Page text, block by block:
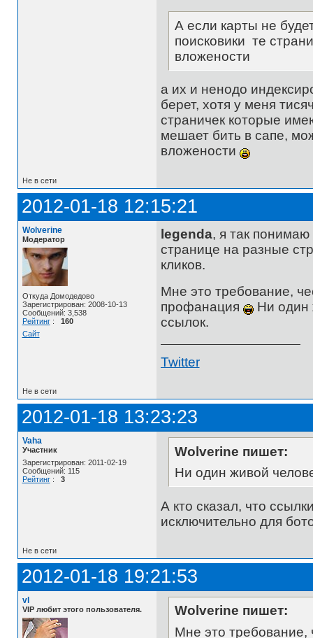
А если карты не
поисковики те
вложености
а их и ненодо
берет, хотя у меня
страничек которые
мешает бить в сапе,
вложености
Не в сети
2012-01-18 12:15:21
Wolverine
Модератор
Откуда Домодедово
Зарегистрирован: 2008-10-13
Сообщений: 3,538
Рейтинг: 160
Сайт
legenda, я так понимаю
странице на разные
кликов.
Мне это требование,
профанация
Ни один
ссылок.
Twitter
Не в сети
2012-01-18 13:23:23
Vaha
Участник
Зарегистрирован: 2011-02-19
Сообщений: 115
Рейтинг: 3
Wolverine пишет:
Ни один живой
А кто сказал, что
исключительно для
Не в сети
2012-01-18 19:21:53
vl
VIP любит этого пользователя.
Wolverine пишет:
Мне это требование,